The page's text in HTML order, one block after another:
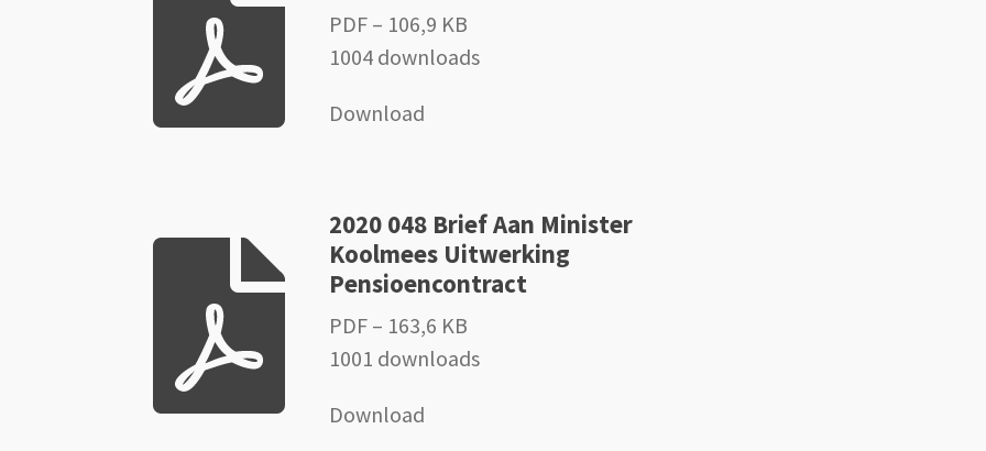
PDF – 106,9 KB
1004 downloads
Download
2020 048 Brief Aan Minister
Koolmees Uitwerking
Pensioencontract
PDF – 163,6 KB
1001 downloads
Download